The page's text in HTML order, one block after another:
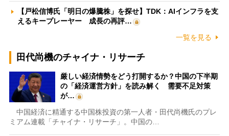
【戸松信博氏「明日の爆騰株」を探せ】TDK：AIインフラを支
えるキープレーヤー 成長の再評…
一覧を見る
田代尚機のチャイナ・リサーチ
厳しい経済情勢をどう打開するか？中国の下半期
の「経済運営方針」を読み解く 需要不足対策
が…
中国経済に精通する中国株投資の第一人者・田代尚機氏のプレ
ミアム連載「チャイナ・リサーチ」。中国の…